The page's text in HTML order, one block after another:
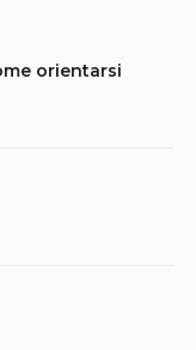
orientarsi